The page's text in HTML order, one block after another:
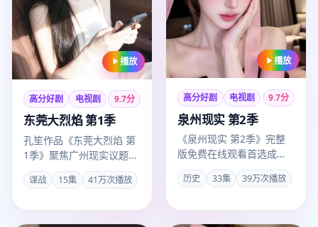
播放
高分好剧 电视剧 9.7分
东莞大烈焰 第1季
孔笙作品《东莞大烈焰 第
1季》聚焦广州现实议题，
谍战外壳下人物弧光完
整，肖战表演广受好评，
谍战 15集 41万次播放
播放
高分好剧 电视剧 9.7分
泉州现实 第2季
《泉州现实 第2季》完整
版免费在线观看首选成全
观看高清完整免费大全超
清通道，2021年重庆出品
历史 33集 39万次播放